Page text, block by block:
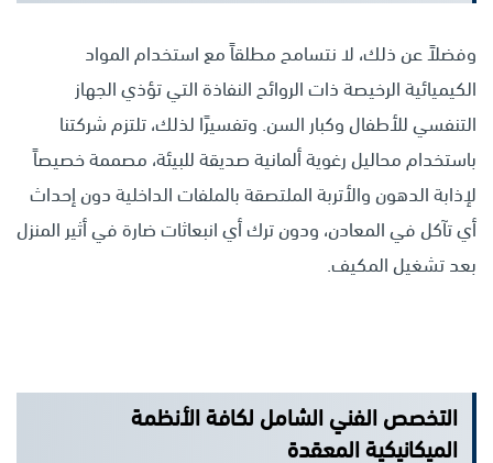
وفضلاً عن ذلك، لا نتسامح مطلقاً مع استخدام المواد
الكيميائية الرخيصة ذات الروائح النفاذة التي تؤذي الجهاز
التنفسي للأطفال وكبار السن. وتفسيرًا لذلك، تلتزم شركتنا
باستخدام محاليل رغوية ألمانية صديقة للبيئة، مصممة خصيصاً
لإذابة الدهون والأتربة الملتصقة بالملفات الداخلية دون إحداث
أي تآكل في المعادن، ودون ترك أي انبعاثات ضارة في أثير المنزل
بعد تشغيل المكيف.
التخصص الفني الشامل لكافة الأنظمة
الميكانيكية المعقدة